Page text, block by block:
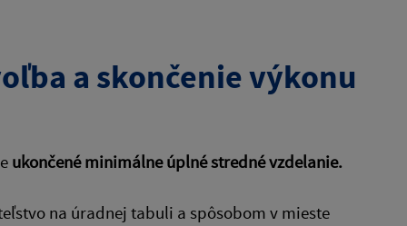
a skončenie výkonu
ukončené minimálne úplné stredné vzdelanie.
na úradnej tabuli a spôsobom v mieste